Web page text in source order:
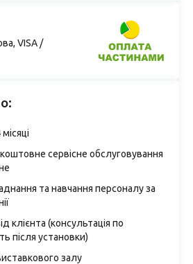
VISA /
сервісне обслуговування
та навчання персоналу за
клієнта (консультація по
після установки)
залу